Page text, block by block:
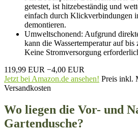
getestet, ist hitzebeständig und
einfach durch Klickverbindungen
demontieren.
Umweltschonend: Aufgrund
kann die Wassertemperatur auf bis
Keine Stromversorgung
119,99 EUR −4,00 EUR
Jetzt bei Amazon.de ansehen! Preis inkl.
Versandkosten
Wo liegen die Vor- und
Gartendusche?